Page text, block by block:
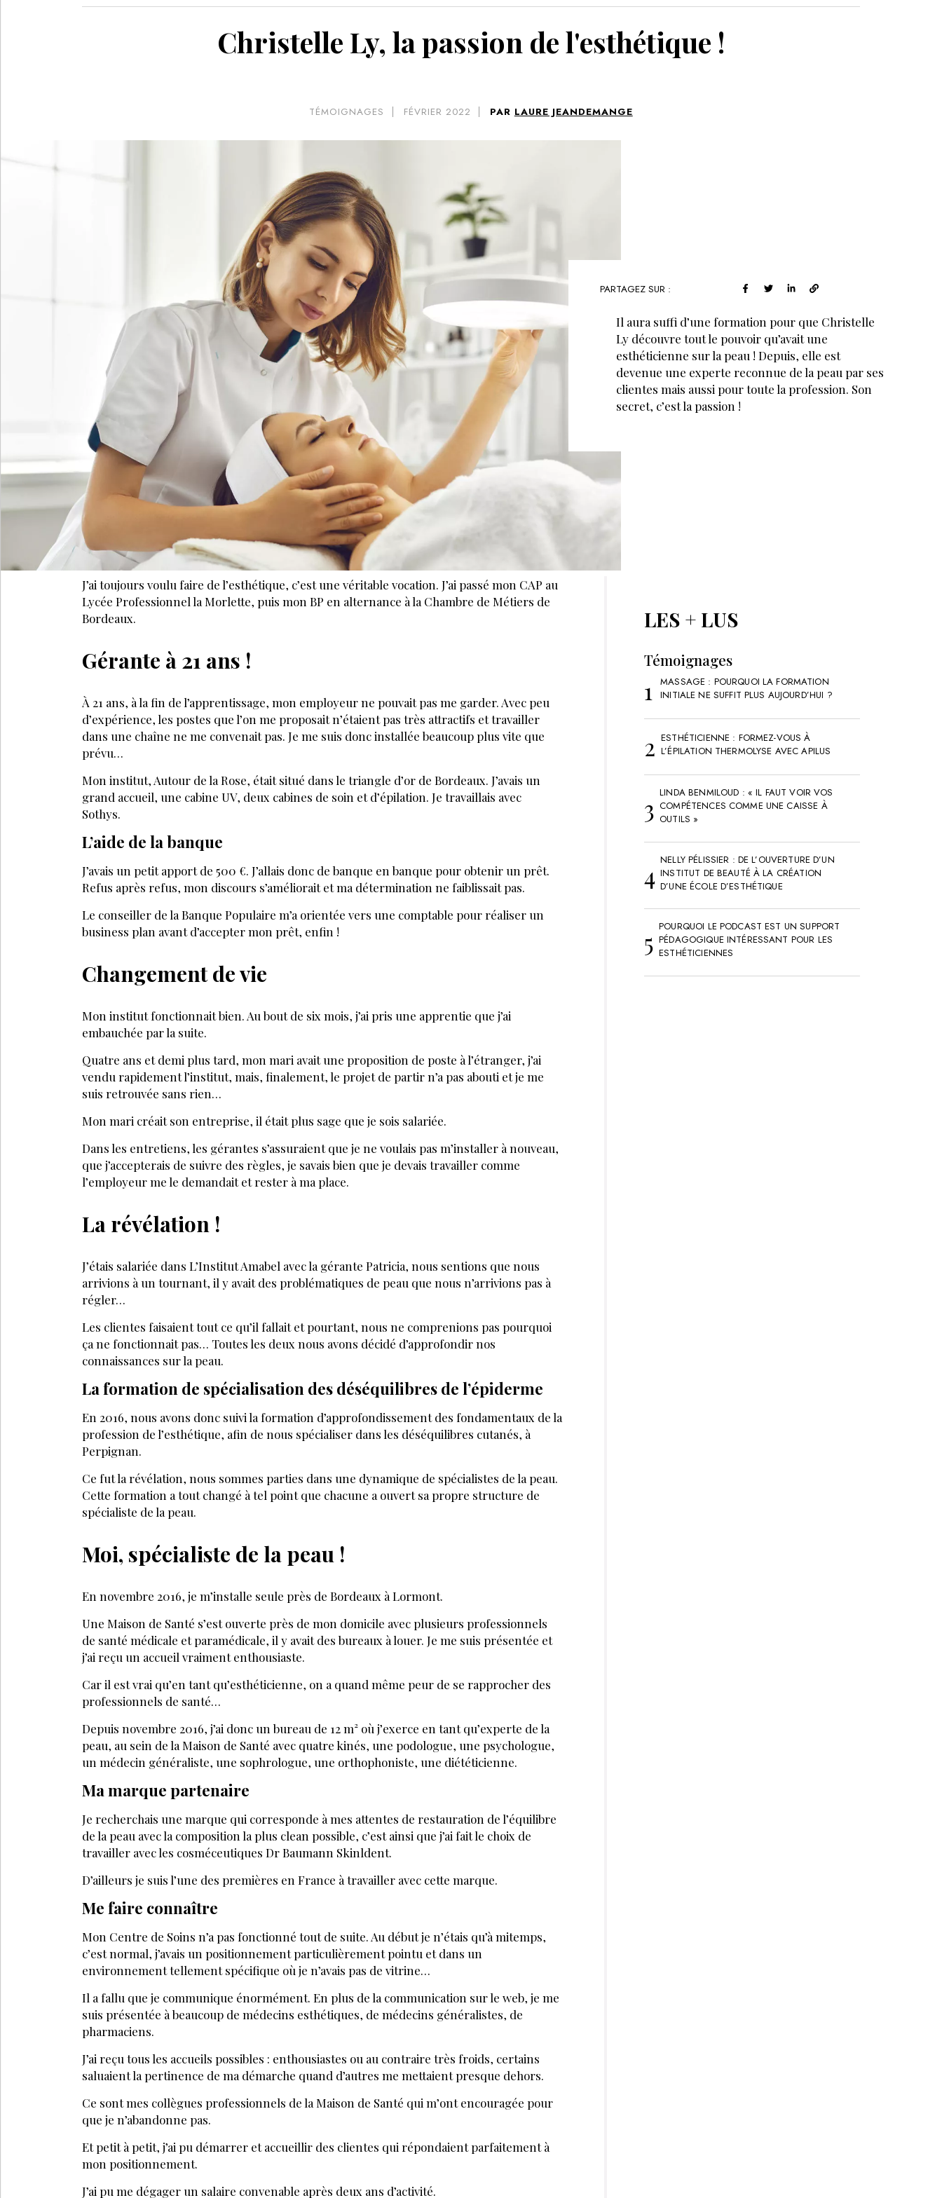
Christelle Ly, la passion de l'esthétique !
TÉMOIGNAGES FÉVRIER 2022 PAR LAURE JEANDEMANGE
PARTAGEZ SUR :
Il aura suffi d’une formation pour que Christelle
Ly découvre tout le pouvoir qu’avait une
esthéticienne sur la peau ! Depuis, elle est
devenue une experte reconnue de la peau par ses
clientes mais aussi pour toute la profession. Son
secret, c’est la passion !
J’ai toujours voulu faire de l’esthétique, c’est une véritable vocation. J’ai passé mon CAP au
Lycée Professionnel la Morlette, puis mon BP en alternance à la Chambre de Métiers de
Bordeaux.
Gérante à 21 ans !
À 21 ans, à la fin de l’apprentissage, mon employeur ne pouvait pas me garder. Avec peu
d’expérience, les postes que l’on me proposait n’étaient pas très attractifs et travailler
dans une chaîne ne me convenait pas. Je me suis donc installée beaucoup plus vite que
prévu…
Mon institut, Autour de la Rose, était situé dans le triangle d’or de Bordeaux. J’avais un
grand accueil, une cabine UV, deux cabines de soin et d’épilation. Je travaillais avec
Sothys.
L’aide de la banque
J’avais un petit apport de 500 €. J’allais donc de banque en banque pour obtenir un prêt.
Refus après refus, mon discours s’améliorait et ma détermination ne faiblissait pas.
Le conseiller de la Banque Populaire m’a orientée vers une comptable pour réaliser un
business plan avant d’accepter mon prêt, enfin !
Changement de vie
Mon institut fonctionnait bien. Au bout de six mois, j’ai pris une apprentie que j’ai
embauchée par la suite.
Quatre ans et demi plus tard, mon mari avait une proposition de poste à l’étranger, j’ai
vendu rapidement l’institut, mais, finalement, le projet de partir n’a pas abouti et je me
suis retrouvée sans rien…
Mon mari créait son entreprise, il était plus sage que je sois salariée.
Dans les entretiens, les gérantes s’assuraient que je ne voulais pas m’installer à nouveau,
que j’accepterais de suivre des règles, je savais bien que je devais travailler comme
l’employeur me le demandait et rester à ma place.
La révélation !
J’étais salariée dans L’Institut Amabel avec la gérante Patricia, nous sentions que nous
arrivions à un tournant, il y avait des problématiques de peau que nous n’arrivions pas à
régler…
Les clientes faisaient tout ce qu’il fallait et pourtant, nous ne comprenions pas pourquoi
ça ne fonctionnait pas… Toutes les deux nous avons décidé d’approfondir nos
connaissances sur la peau.
La formation de spécialisation des déséquilibres de l’épiderme
En 2016, nous avons donc suivi la formation d’approfondissement des fondamentaux de la
profession de l’esthétique, afin de nous spécialiser dans les déséquilibres cutanés, à
Perpignan.
Ce fut la révélation, nous sommes parties dans une dynamique de spécialistes de la peau.
Cette formation a tout changé à tel point que chacune a ouvert sa propre structure de
spécialiste de la peau.
Moi, spécialiste de la peau !
En novembre 2016, je m’installe seule près de Bordeaux à Lormont.
Une Maison de Santé s’est ouverte près de mon domicile avec plusieurs professionnels
de santé médicale et paramédicale, il y avait des bureaux à louer. Je me suis présentée et
j’ai reçu un accueil vraiment enthousiaste.
Car il est vrai qu’en tant qu’esthéticienne, on a quand même peur de se rapprocher des
professionnels de santé…
Depuis novembre 2016, j’ai donc un bureau de 12 m² où j’exerce en tant qu’experte de la
peau, au sein de la Maison de Santé avec quatre kinés, une podologue, une psychologue,
un médecin généraliste, une sophrologue, une orthophoniste, une diététicienne.
Ma marque partenaire
Je recherchais une marque qui corresponde à mes attentes de restauration de l’équilibre
de la peau avec la composition la plus clean possible, c’est ainsi que j’ai fait le choix de
travailler avec les cosméceutiques Dr Baumann Skinldent.
D’ailleurs je suis l’une des premières en France à travailler avec cette marque.
Me faire connaître
Mon Centre de Soins n’a pas fonctionné tout de suite. Au début je n’étais qu’à mitemps,
c’est normal, j’avais un positionnement particulièrement pointu et dans un
environnement tellement spécifique où je n’avais pas de vitrine…
Il a fallu que je communique énormément. En plus de la communication sur le web, je me
suis présentée à beaucoup de médecins esthétiques, de médecins généralistes, de
pharmaciens.
J’ai reçu tous les accueils possibles : enthousiastes ou au contraire très froids, certains
saluaient la pertinence de ma démarche quand d’autres me mettaient presque dehors.
Ce sont mes collègues professionnels de la Maison de Santé qui m’ont encouragée pour
que je n’abandonne pas.
Et petit à petit, j’ai pu démarrer et accueillir des clientes qui répondaient parfaitement à
mon positionnement.
J’ai pu me dégager un salaire convenable après deux ans d’activité.
LES + LUS
Témoignages
MASSAGE : POURQUOI LA FORMATION
INITIALE NE SUFFIT PLUS AUJOURD’HUI ?
ESTHÉTICIENNE : FORMEZ-VOUS À
L’ÉPILATION THERMOLYSE AVEC APILUS
LINDA BENMILOUD : « IL FAUT VOIR VOS
COMPÉTENCES COMME UNE CAISSE À
OUTILS »
NELLY PÉLISSIER : DE L’OUVERTURE D’UN
INSTITUT DE BEAUTÉ À LA CRÉATION
D’UNE ÉCOLE D’ESTHÉTIQUE
POURQUOI LE PODCAST EST UN SUPPORT
PÉDAGOGIQUE INTÉRESSANT POUR LES
ESTHÉTICIENNES